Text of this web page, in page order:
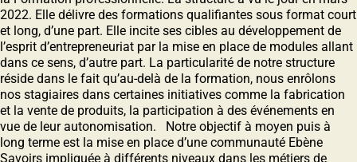
2022. Elle délivre des formations qualifiantes sous format court
et long, dʼune part. Elle incite ses cibles au développement de
lʼesprit dʼentrepreneuriat par la mise en place de modules allant
dans ce sens, dʼautre part. La particularité de notre structure
réside dans le fait quʼau-delà de la formation, nous enrôlons
nos stagiaires dans certaines initiatives comme la fabrication
et la vente de produits, la participation à des événements en
vue de leur autonomisation. Notre objectif à moyen puis à
long terme est la mise en place dʼune communauté Ebène
Savoirs impliquée à différents niveaux dans les métiers de